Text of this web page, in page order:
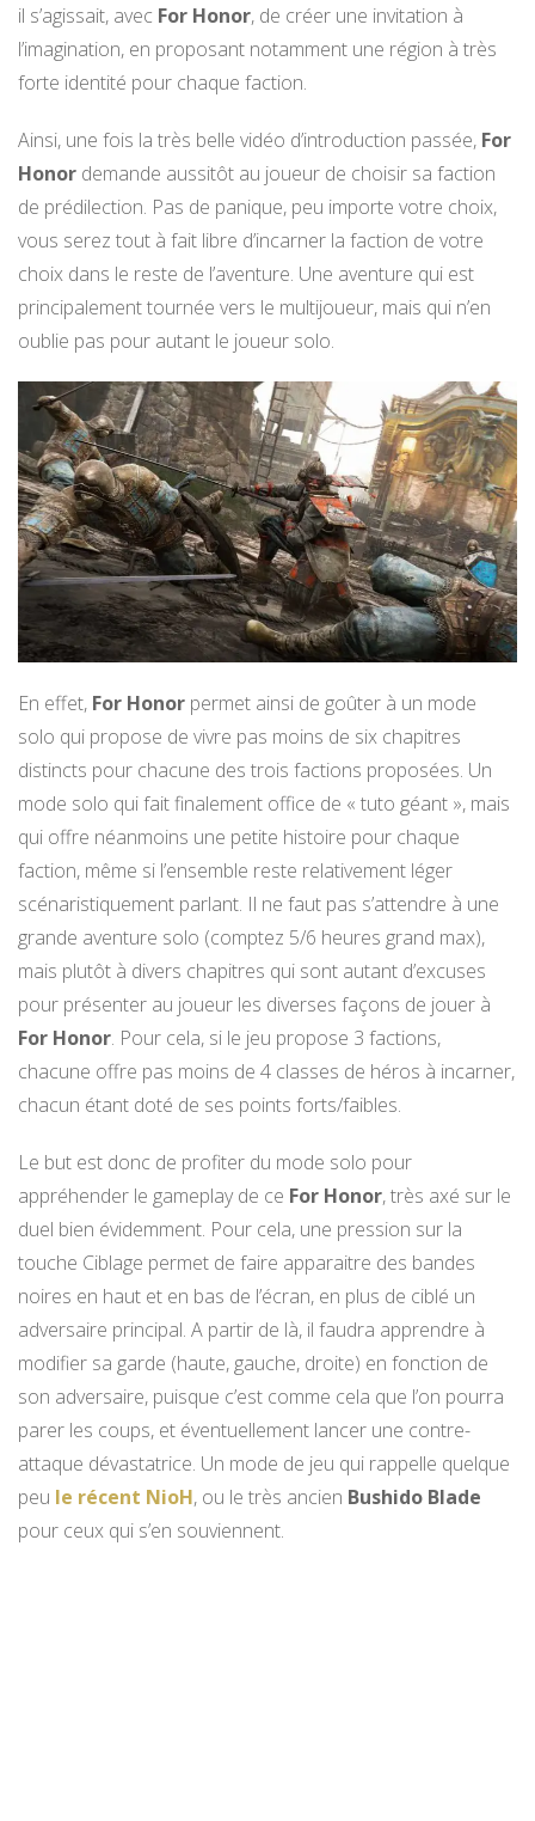
il s’agissait, avec For Honor, de créer une invitation à
l’imagination, en proposant notamment une région à très
forte identité pour chaque faction.
Ainsi, une fois la très belle vidéo d’introduction passée, For
Honor demande aussitôt au joueur de choisir sa faction
de prédilection. Pas de panique, peu importe votre choix,
vous serez tout à fait libre d’incarner la faction de votre
choix dans le reste de l’aventure. Une aventure qui est
principalement tournée vers le multijoueur, mais qui n’en
oublie pas pour autant le joueur solo.
En effet, For Honor permet ainsi de goûter à un mode
solo qui propose de vivre pas moins de six chapitres
distincts pour chacune des trois factions proposées. Un
mode solo qui fait finalement office de « tuto géant », mais
qui offre néanmoins une petite histoire pour chaque
faction, même si l’ensemble reste relativement léger
scénaristiquement parlant. Il ne faut pas s’attendre à une
grande aventure solo (comptez 5/6 heures grand max),
mais plutôt à divers chapitres qui sont autant d’excuses
pour présenter au joueur les diverses façons de jouer à
For Honor. Pour cela, si le jeu propose 3 factions,
chacune offre pas moins de 4 classes de héros à incarner,
chacun étant doté de ses points forts/faibles.
Le but est donc de profiter du mode solo pour
appréhender le gameplay de ce For Honor, très axé sur le
duel bien évidemment. Pour cela, une pression sur la
touche Ciblage permet de faire apparaitre des bandes
noires en haut et en bas de l’écran, en plus de ciblé un
adversaire principal. A partir de là, il faudra apprendre à
modifier sa garde (haute, gauche, droite) en fonction de
son adversaire, puisque c’est comme cela que l’on pourra
parer les coups, et éventuellement lancer une contre-
attaque dévastatrice. Un mode de jeu qui rappelle quelque
peu le récent NioH, ou le très ancien Bushido Blade
pour ceux qui s’en souviennent.